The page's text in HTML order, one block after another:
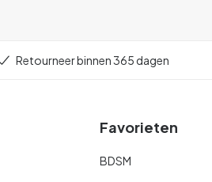
Retourneer binnen 365 dagen
Favorieten
BDSM